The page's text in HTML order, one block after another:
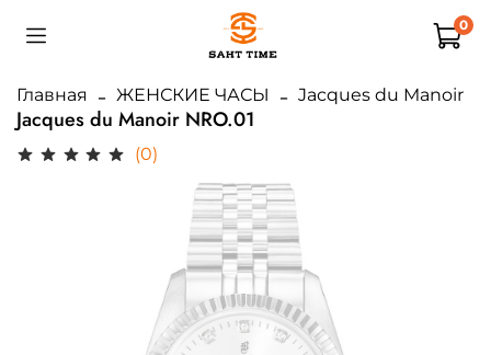
0
Главная ЖЕНСКИЕ ЧАСЫ Jacques du Manoir
Jacques du Manoir NRO.01
(0)